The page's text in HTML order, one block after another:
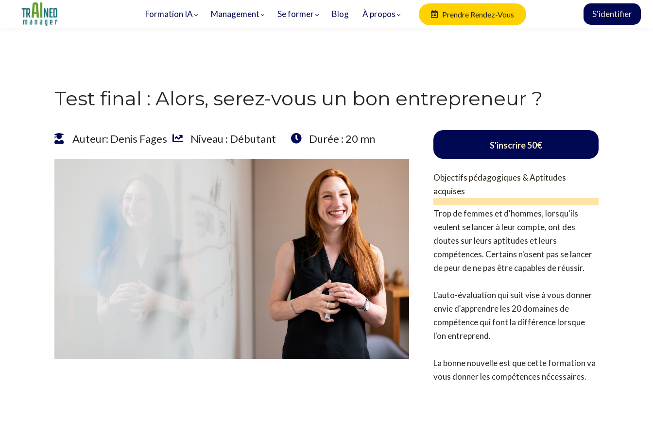
Formation IA Management Se former Blog À propos Prendre Rendez-Vous S'identifier
Test final : Alors, serez-vous un bon entrepreneur ?
Auteur: Denis Fages Niveau : Débutant Durée : 20 mn S'inscrire50€
Objectifs pédagogiques & Aptitudes
acquises
Trop de femmes et d'hommes, lorsqu'ils
veulent se lancer à leur compte, ont des
doutes sur leurs aptitudes et leurs
compétences. Certains n'osent pas se lancer
de peur de ne pas être capables de réussir.
L'auto-évaluation qui suit vise à vous donner
envie d'apprendre les 20 domaines de
compétence qui font la différence lorsque
l'on entreprend.
La bonne nouvelle est que cette formation va
vous donner les compétences nécessaires.